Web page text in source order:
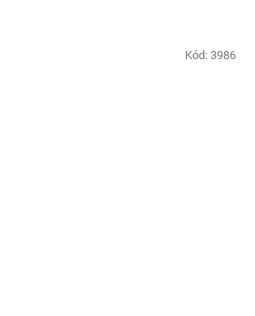
Kód: 3986